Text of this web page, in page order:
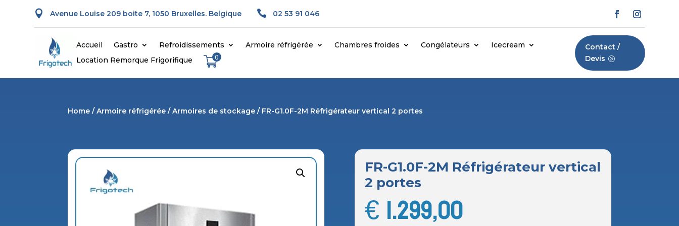
 Avenue Louise 209 boite 7, 1050 Bruxelles. Belgique  02 53 91 046
Accueil Gastro Refroidissements Armoire réfrigérée Chambres froides Congélateurs
Icecream
Location Remorque Frigorifique
0
Contact /
Devis
Home /Armoire réfrigérée /Armoires de stockage / FR-G1.0F-2M Réfrigérateur vertical 2 portes
FR-G1.0F-2M Réfrigérateur vertical
2 portes
€1.299,00